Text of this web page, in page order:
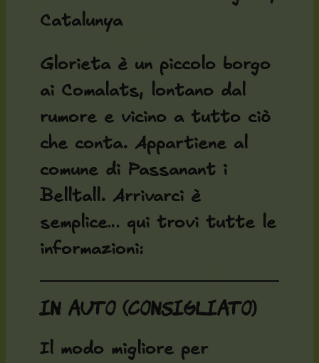
Catalunya
Glorieta è un piccolo borgo
ai Comalats, lontano dal
rumore e vicino a tutto ciò
che conta. Appartiene al
comune di Passanant i
Belltall. Arrivarci è
semplice… qui trovi tutte le
informazioni:
In auto (consigliato)
Il modo migliore per